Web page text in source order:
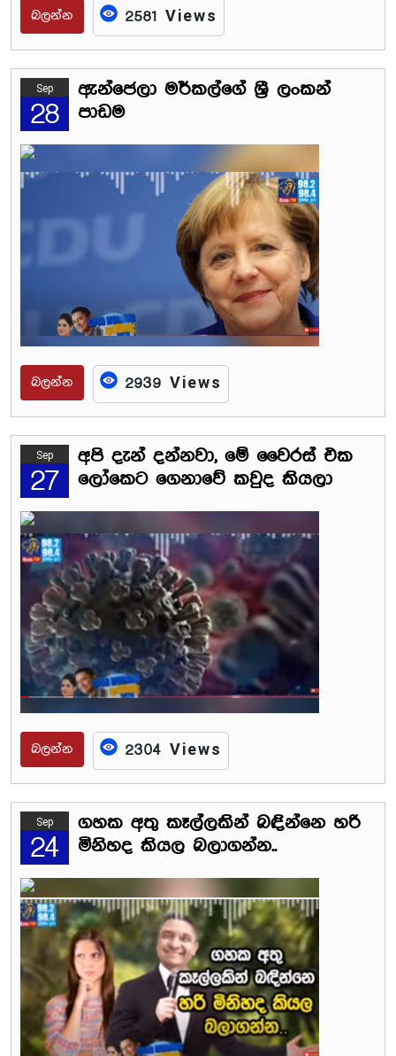
බලන්න 2581 Views
Sep
28
ඇන්ජෙලා මර්කල්ගේ ශ්‍රී ලංකන්
පාඩම
බලන්න 2939 Views
Sep
27
අපි දැන් දන්නවා, මේ වෛරස් එක
ලෝකෙට ගෙනාවේ කවුද කියලා
බලන්න 2304 Views
Sep
24
ගහක අතු කෑල්ලකින් බඳින්නෙ හරි
මිනිහද කියල බලාගන්න..